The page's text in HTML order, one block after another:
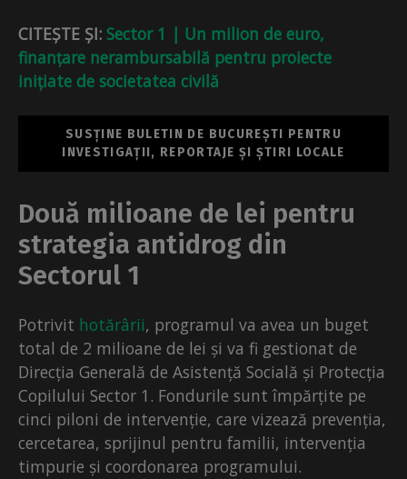
CITEȘTE ȘI: Sector 1 | Un milion de euro,
finanțare nerambursabilă pentru proiecte
inițiate de societatea civilă
SUSȚINE BULETIN DE BUCUREȘTI PENTRU
INVESTIGAȚII, REPORTAJE ȘI ȘTIRI LOCALE
Două milioane de lei pentru
strategia antidrog din
Sectorul 1
Potrivit hotărârii, programul va avea un buget
total de 2 milioane de lei și va fi gestionat de
Direcția Generală de Asistență Socială și Protecția
Copilului Sector 1. Fondurile sunt împărțite pe
cinci piloni de intervenție, care vizează prevenția,
cercetarea, sprijinul pentru familii, intervenția
timpurie și coordonarea programului.